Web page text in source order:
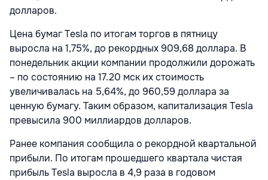
долларов.
Цена бумаг Tesla по итогам торгов в пятницу
выросла на 1,75%, до рекордных 909,68 доллара. В
понедельник акции компании продолжили дорожать
– по состоянию на 17.20 мск их стоимость
увеличивалась на 5,64%, до 960,59 доллара за
ценную бумагу. Таким образом, капитализация Tesla
превысила 900 миллиардов долларов.
Ранее компания сообщила о рекордной квартальной
прибыли. По итогам прошедшего квартала чистая
прибыль Tesla выросла в 4,9 раза в годовом